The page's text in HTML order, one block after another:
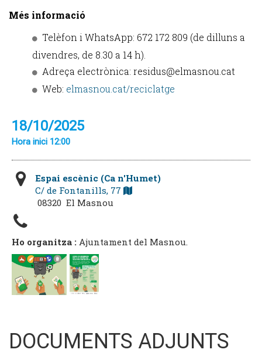
Més informació
Telèfon i WhatsApp: 672 172 809 (de dilluns a
divendres, de 8.30 a 14 h).
Adreça electrònica: residus@elmasnou.cat
Web: elmasnou.cat/reciclatge
18/10/2025
Hora inici 12:00
Espai escènic (Ca n'Humet)
C/ de Fontanills, 77
08320 El Masnou
Ho organitza : Ajuntament del Masnou.
DOCUMENTS ADJUNTS